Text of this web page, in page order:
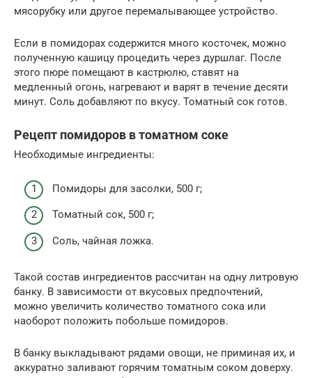
мясорубку или другое перемалывающее устройство.
Если в помидорах содержится много косточек, можно
полученную кашицу процедить через дуршлаг. После
этого пюре помещают в кастрюлю, ставят на
медленный огонь, нагревают и варят в течение десяти
минут. Соль добавляют по вкусу. Томатный сок готов.
Рецепт помидоров в томатном соке
Необходимые ингредиенты:
Помидоры для засолки, 500 г;
Томатный сок, 500 г;
Соль, чайная ложка.
Такой состав ингредиентов рассчитан на одну литровую
банку. В зависимости от вкусовых предпочтений,
можно увеличить количество томатного сока или
наоборот положить побольше помидоров.
В банку выкладывают рядами овощи, не приминая их, и
аккуратно заливают горячим томатным соком доверху.